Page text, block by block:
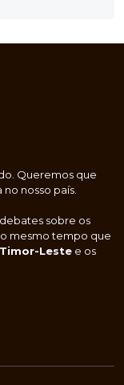
Queremos que
nosso país.
sobre os
mesmo tempo que
Timor-Leste e os